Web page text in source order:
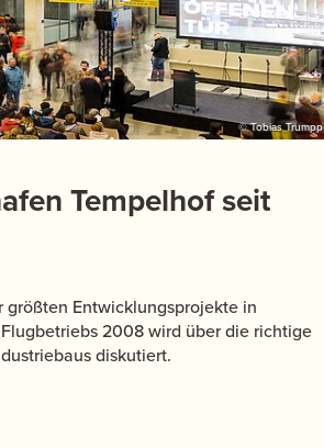
© Tobias Trumpp
Tempelhof seit
größten Entwicklungsprojekte in
2008 wird über die richtige
diskutiert.